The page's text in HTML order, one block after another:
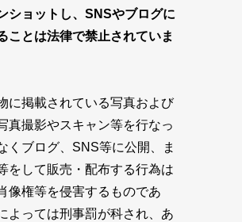
ショットし、SNSやブログに
ことは法律で禁止されていま
に掲載されている写真および
真撮影やスキャン等を行なっ
くブログ、SNS等に公開、ま
をして販売・配布する行為は
像権等を侵害するものであ
よっては刑事罰が科され、あ